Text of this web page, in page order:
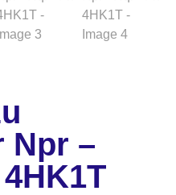
Npr –